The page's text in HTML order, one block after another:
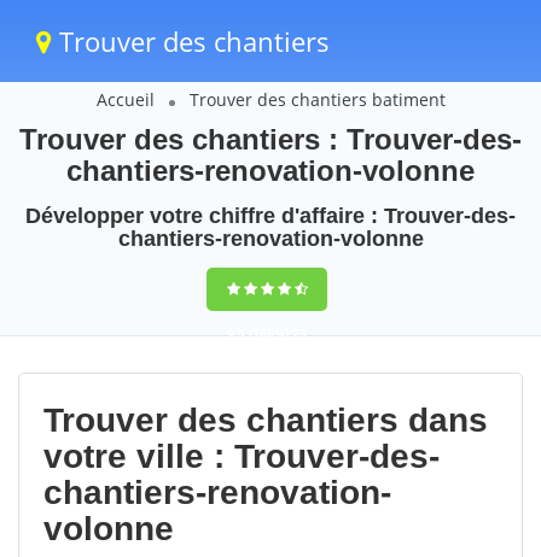
Trouver des chantiers
Accueil Trouver des chantiers batiment
Trouver des chantiers : Trouver-des-
chantiers-renovation-volonne
Développer votre chiffre d'affaire : Trouver-des-
chantiers-renovation-volonne
9,5(100%)73
votes
Trouver des chantiers dans
votre ville : Trouver-des-
chantiers-renovation-
volonne